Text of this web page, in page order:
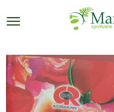
direct
de
hoofdinhoud